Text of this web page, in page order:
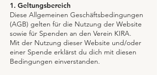
1. Geltungsbereich
Diese Allgemeinen Geschäftsbedingungen
(AGB) gelten für die Nutzung der Website
sowie für Spenden an den Verein KIRA.
Mit der Nutzung dieser Website und/oder
einer Spende erklärst du dich mit diesen
Bedingungen einverstanden.